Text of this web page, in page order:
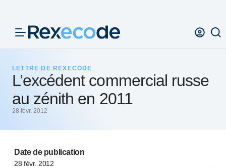
LETTRE DE REXECODE
L’excédent commercial russe
au zénith en 2011
28 févr. 2012
Date de publication
28 févr. 2012